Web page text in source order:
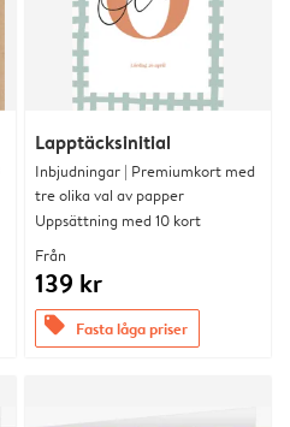
Lapptäcksinitial
Inbjudningar | Premiumkort med
tre olika val av papper
Uppsättning med 10 kort
Från
139 kr
offers Fasta låga priser